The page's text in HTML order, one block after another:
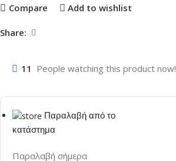
Compare Add to wishlist
Share:
11 People watching this product now!
Παραλαβή από το
κατάστημα
Παραλαβή σήμερα